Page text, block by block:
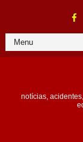
notícias,